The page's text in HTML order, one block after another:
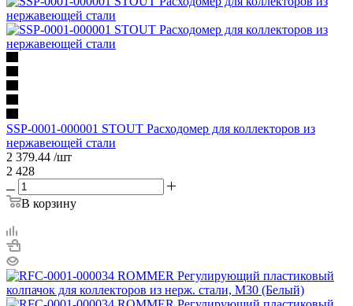
SSP-0001-000001 STOUT Расходомер для коллекторов из
нержавеющей стали
2 379.44 /шт
2 428
В корзину